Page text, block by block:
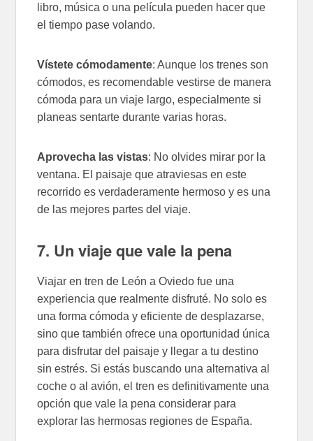
libro, música o una película pueden hacer que
el tiempo pase volando.
Vístete cómodamente: Aunque los trenes son
cómodos, es recomendable vestirse de manera
cómoda para un viaje largo, especialmente si
planeas sentarte durante varias horas.
Aprovecha las vistas: No olvides mirar por la
ventana. El paisaje que atraviesas en este
recorrido es verdaderamente hermoso y es una
de las mejores partes del viaje.
7. Un viaje que vale la pena
Viajar en tren de León a Oviedo fue una
experiencia que realmente disfruté. No solo es
una forma cómoda y eficiente de desplazarse,
sino que también ofrece una oportunidad única
para disfrutar del paisaje y llegar a tu destino
sin estrés. Si estás buscando una alternativa al
coche o al avión, el tren es definitivamente una
opción que vale la pena considerar para
explorar las hermosas regiones de España.